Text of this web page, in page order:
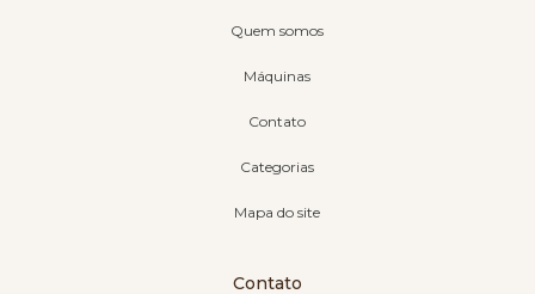
Quem somos
Máquinas
Contato
Categorias
Mapa do site
Contato